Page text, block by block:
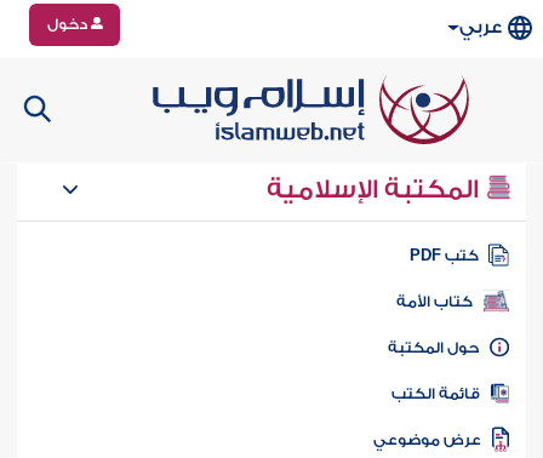
عربي دخول
المكتبة الإسلامية
كتب PDF
كتاب الأمة
المكتبة
الكتب